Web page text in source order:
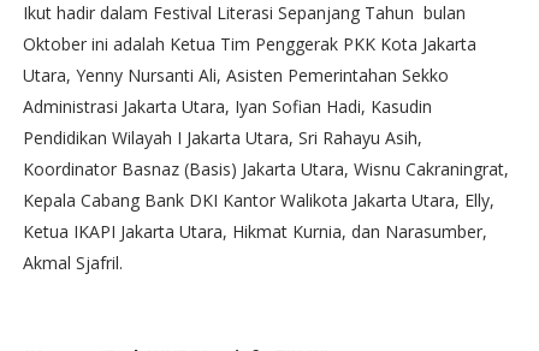
Ikut hadir dalam Festival Literasi Sepanjang Tahun bulan
Oktober ini adalah Ketua Tim Penggerak PKK Kota Jakarta
Utara, Yenny Nursanti Ali, Asisten Pemerintahan Sekko
Administrasi Jakarta Utara, Iyan Sofian Hadi, Kasudin
Pendidikan Wilayah I Jakarta Utara, Sri Rahayu Asih,
Koordinator Basnaz (Basis) Jakarta Utara, Wisnu Cakraningrat,
Kepala Cabang Bank DKI Kantor Walikota Jakarta Utara, Elly,
Ketua IKAPI Jakarta Utara, Hikmat Kurnia, dan Narasumber,
Akmal Sjafril.